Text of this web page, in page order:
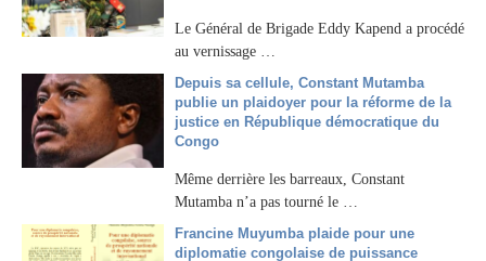
Le Général de Brigade Eddy Kapend a procédé
au vernissage …
Depuis sa cellule, Constant Mutamba
publie un plaidoyer pour la réforme de la
justice en République démocratique du
Congo
Même derrière les barreaux, Constant
Mutamba n’a pas tourné le …
Francine Muyumba plaide pour une
diplomatie congolaise de puissance